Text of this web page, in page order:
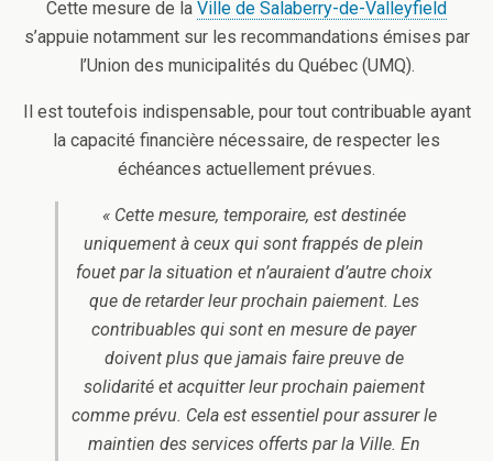
Cette mesure de la Ville de Salaberry-de-Valleyfield
s’appuie notamment sur les recommandations émises par
l’Union des municipalités du Québec (UMQ).
Il est toutefois indispensable, pour tout contribuable ayant
la capacité financière nécessaire, de respecter les
échéances actuellement prévues.
« Cette mesure, temporaire, est destinée
uniquement à ceux qui sont frappés de plein
fouet par la situation et n’auraient d’autre choix
que de retarder leur prochain paiement. Les
contribuables qui sont en mesure de payer
doivent plus que jamais faire preuve de
solidarité et acquitter leur prochain paiement
comme prévu. Cela est essentiel pour assurer le
maintien des services offerts par la Ville. En